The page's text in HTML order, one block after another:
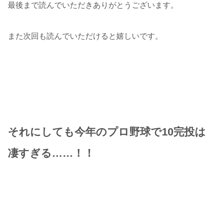
最後まで読んでいただきありがとうございます。
また次回も読んでいただけると嬉しいです。
それにしても今年のプロ野球で10完投は
凄すぎる……！！